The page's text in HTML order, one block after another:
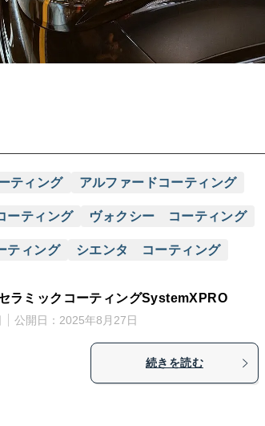
ティング アルファードコーティング
ティング ヴォクシー コーティング
ティング シエンタ コーティング
ラミックコーティングSystemXPRO
公開日： 2025年8月27日
続きを読む